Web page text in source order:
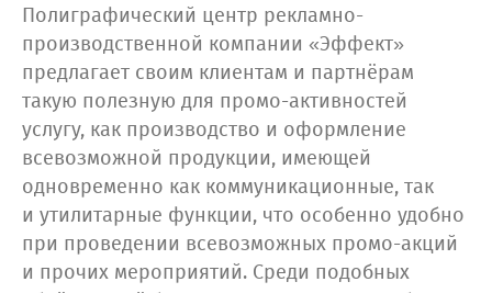
Полиграфический центр рекламно-
производственной компании «Эффект»
предлагает своим клиентам и партнёрам
такую полезную для промо-активностей
услугу, как производство и оформление
всевозможной продукции, имеющей
одновременно как коммуникационные, так
и утилитарные функции, что особенно удобно
при проведении всевозможных промо-акций
и прочих мероприятий. Среди подобных